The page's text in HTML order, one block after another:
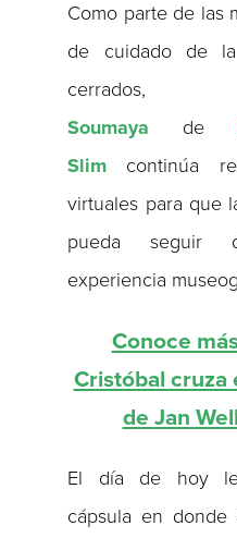
Como parte de las
de cuidado de
Soumaya de
Slim continúa
virtuales para que
pueda seguir
experiencia
Conoce
Cristóbal cruza
de Jan
El día de hoy
cápsula en donde